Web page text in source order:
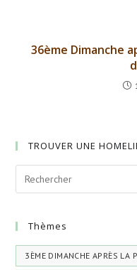
36ème Dimanche
TROUVER UNE
Thèmes
3ÈME DIMANCHE APRÈS LA